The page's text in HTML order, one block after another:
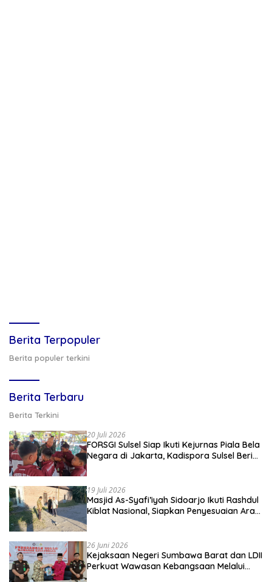
Berita Terpopuler
Berita populer terkini
Berita Terbaru
Berita Terkini
20 Juli 2026
FORSGI Sulsel Siap Ikuti Kejurnas Piala Bela
Negara di Jakarta, Kadispora Sulsel Beri
19 Juli 2026
Masjid As-Syafi’iyah Sidoarjo Ikuti Rashdul
Kiblat Nasional, Siapkan Penyesuaian Arah
26 Juni 2026
Kejaksaan Negeri Sumbawa Barat dan LDII
Perkuat Wawasan Kebangsaan Melalui